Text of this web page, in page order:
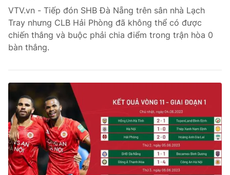
VTV.vn - Tiếp đón SHB Đà Nẵng trên sân nhà Lạch
Tray nhưng CLB Hải Phòng đã không thể có được
chiến thắng và buộc phải chia điểm trong trận hòa 0
bàn thắng.